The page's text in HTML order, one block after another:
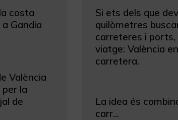
costa
Gandia
València
la
de
Si ets dels que
quilòmetres
carreteres i
viatge: València
carretera.
La idea és
carr...